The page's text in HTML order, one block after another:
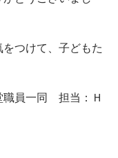
つけて、子どもた
員一同 担当：Ｈ